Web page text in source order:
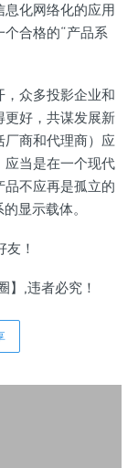
化网络化的应用
合格的“产品系
众多投影企业和
更好，共谋发展新
商和代理商）应
应当是在一个现代
品不应再是孤立的
显示载体。
！
】,违者必究！